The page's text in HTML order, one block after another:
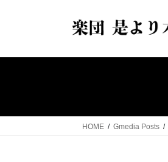
HOME Gmedia Posts